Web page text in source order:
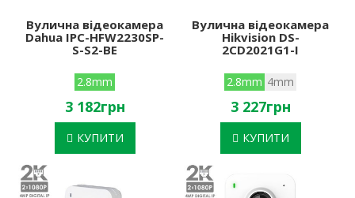
Вулична відеокамера
Dahua IPC-HFW2230SP-
S-S2-BE
2.8mm
3 182грн
КУПИТИ
Вулична відеокамера
Hikvision DS-
2CD2021G1-I
2.8mm 4mm
3 227грн
КУПИТИ